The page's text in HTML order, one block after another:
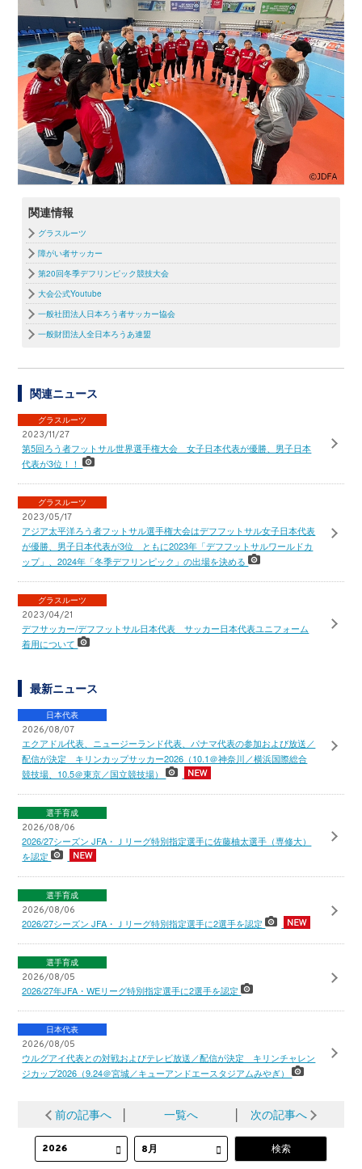
関連情報
グラスルーツ
障がい者サッカー
第20回冬季デフリンピック競技大会
大会公式Youtube
一般社団法人日本ろう者サッカー協会
一般財団法人全日本ろうあ連盟
関連ニュース
グラスルーツ
2023/11/27
第5回ろう者フットサル世界選手権大会 女子日本代表が優勝、男子日本
代表が3位！！
グラスルーツ
2023/05/17
アジア太平洋ろう者フットサル選手権大会はデフフットサル女子日本代表
が優勝、男子日本代表が3位 ともに2023年「デフフットサルワールドカ
ップ」、2024年「冬季デフリンピック」の出場を決める
グラスルーツ
2023/04/21
デフサッカー/デフフットサル日本代表 サッカー日本代表ユニフォーム
着用について
最新ニュース
日本代表
2026/08/07
エクアドル代表、ニュージーランド代表、パナマ代表の参加および放送／
配信が決定 キリンカップサッカー2026（10.1＠神奈川／横浜国際総合
競技場、10.5＠東京／国立競技場）
選手育成
2026/08/06
2026/27シーズン JFA・Ｊリーグ特別指定選手に佐藤柚太選手（専修大）
を認定
選手育成
2026/08/06
2026/27シーズン JFA・Ｊリーグ特別指定選手に2選手を認定
選手育成
2026/08/05
2026/27年JFA・WEリーグ特別指定選手に2選手を認定
日本代表
2026/08/05
ウルグアイ代表との対戦およびテレビ放送／配信が決定 キリンチャレン
ジカップ2026（9.24＠宮城／キューアンドエースタジアムみやぎ）
前の記事へ 一覧へ 次の記事へ